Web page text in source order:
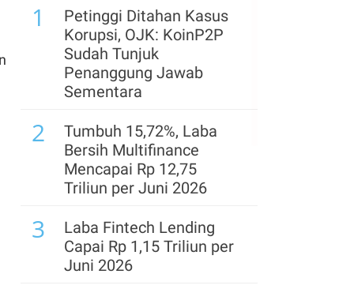
1
Petinggi Ditahan Kasus
Korupsi, OJK: KoinP2P
Sudah Tunjuk
Penanggung Jawab
Sementara
2
Tumbuh 15,72%, Laba
Bersih Multifinance
Mencapai Rp 12,75
Triliun per Juni 2026
3
Laba Fintech Lending
Capai Rp 1,15 Triliun per
Juni 2026